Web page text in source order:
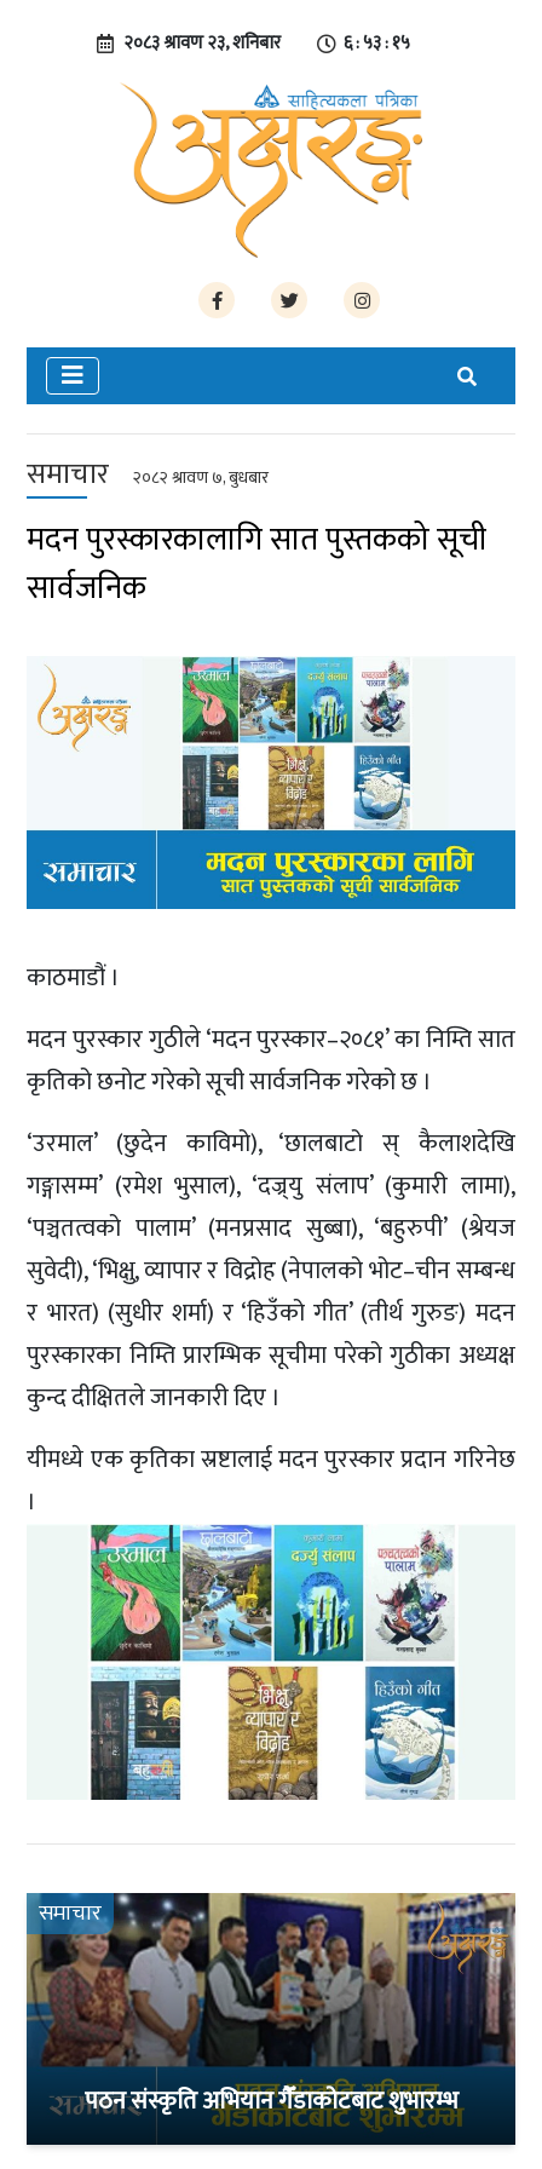
२०८३ श्रावण २३, शनिबार ६ : ५३ : १६
समाचार २०८२ श्रावण ७, बुधबार
मदन पुरस्कारकालागि सात पुस्तकको सूची
सार्वजनिक
काठमाडौं ।
मदन पुरस्कार गुठीले ‘मदन पुरस्कार–२०८१’ का निम्ति सात
कृतिको छनोट गरेको सूची सार्वजनिक गरेको छ ।
‘उरमाल’ (छुदेन काविमो), ‘छालबाटो स् कैलाशदेखि
गङ्गासम्म’ (रमेश भुसाल), ‘दज्र्यु संलाप’ (कुमारी लामा),
‘पञ्चतत्वको पालाम’ (मनप्रसाद सुब्बा), ‘बहुरुपी’ (श्रेयज
सुवेदी), ‘भिक्षु, व्यापार र विद्रोह (नेपालको भोट–चीन सम्बन्ध
र भारत) (सुधीर शर्मा) र ‘हिउँको गीत’ (तीर्थ गुरुङ) मदन
पुरस्कारका निम्ति प्रारम्भिक सूचीमा परेको गुठीका अध्यक्ष
कुन्द दीक्षितले जानकारी दिए ।
यीमध्ये एक कृतिका स्रष्टालाई मदन पुरस्कार प्रदान गरिनेछ
।
समाचार
पठन संस्कृति अभियान गैँडाकोटबाट शुभारम्भ